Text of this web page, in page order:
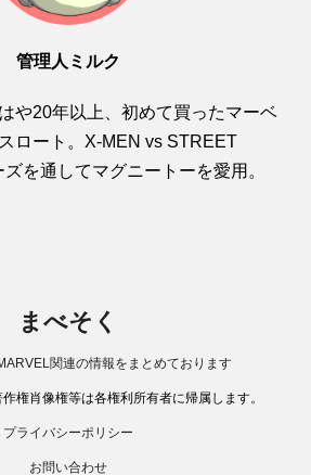
管理人ミルク
や20年以上、初めて買ったマーベ
ロート。X-MEN vs STREET
を通してマグニートーを愛用。
まべそく
関連の情報をまとめております
権肖像権等は各権利所有者に帰属します。
プライバシーポリシー
お問い合わせ